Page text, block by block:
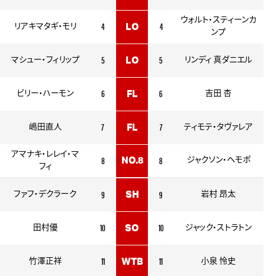
リアキマタギ・モリ 4 LO 4
ウォルト・スティーンカ
ンプ
マシュー・フィリップ 5 LO 5 リンディ 真ダニエル
ビリー・ハーモン 6 FL 6 吉田 杏
嶋田直人 7 FL 7 ティモテ・タヴァレア
アマナキ・レレイ・マ
フィ
8 NO.8 8 ジャクソン・ヘモポ
ファフ・デクラーク 9 SH 9 岩村 昂太
田村優 10 SO 10 ジャック・ストラトン
竹澤正祥 11 WTB 11 小泉 怜史